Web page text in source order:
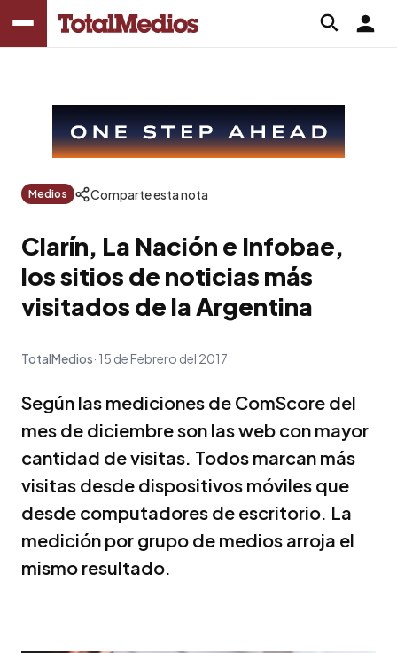
Medios Comparte esta nota
Clarín, La Nación e Infobae,
los sitios de noticias más
visitados de la Argentina
TotalMedios 15 de Febrero del 2017
Según las mediciones de ComScore del
mes de diciembre son las web con mayor
cantidad de visitas. Todos marcan más
visitas desde dispositivos móviles que
desde computadores de escritorio. La
medición por grupo de medios arroja el
mismo resultado.